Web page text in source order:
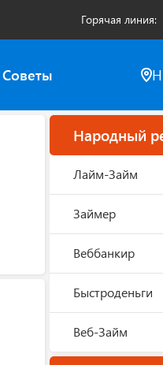
Горячая линия
Советы
Народный
Лайм-Займ
Займер
Веббанкир
Быстроденьги
Веб-Займ